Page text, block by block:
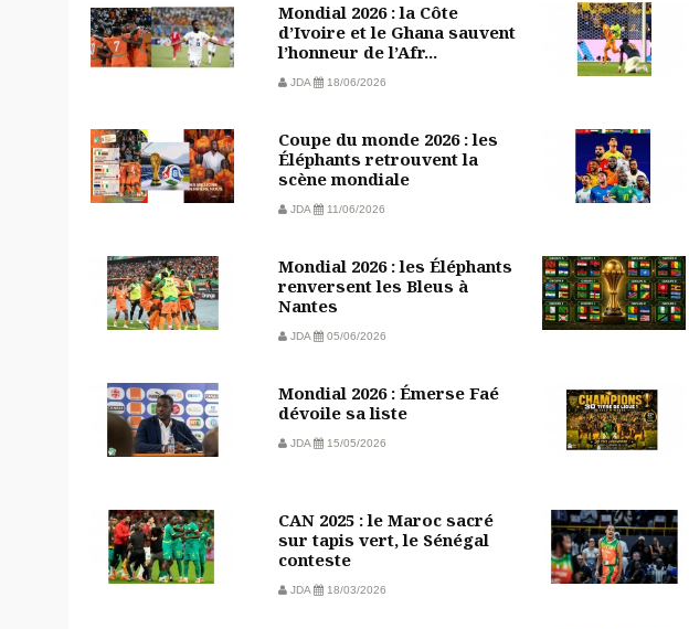
Mondial 2026 : la Côte
d’Ivoire et le Ghana sauvent
l’honneur de l’Afr...
JDA 18/06/2026
Coupe du monde 2026 : les
Éléphants retrouvent la
scène mondiale
JDA 11/06/2026
Mondial 2026 : les Éléphants
renversent les Bleus à
Nantes
JDA 05/06/2026
Mondial 2026 : Émerse Faé
dévoile sa liste
JDA 15/05/2026
CAN 2025 : le Maroc sacré
sur tapis vert, le Sénégal
conteste
JDA 18/03/2026